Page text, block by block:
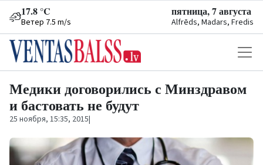
17.8 °C
Ветер 7.5 m/s
пятница, 7 августа
Alfrēds, Madars, Fredis
Медики договорились с Минздравом
и бастовать не будут
25 ноября, 15:35, 2015|